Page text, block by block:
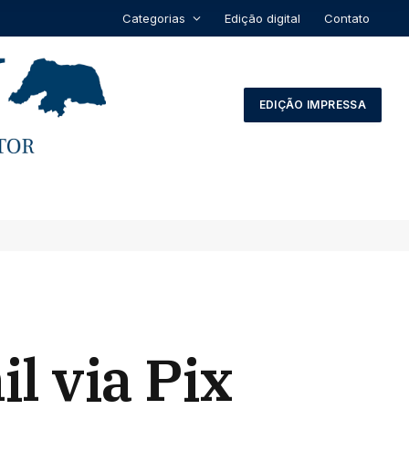
Categorias Edição digital Contato
EDIÇÃO IMPRESSA
via Pix